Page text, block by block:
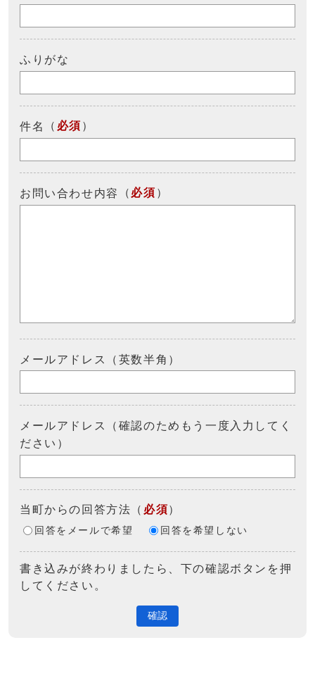
ふりがな
件名 （ 必須 ）
お問い合わせ内容 （ 必須 ）
メールアドレス（英数半角）
メールアドレス（確認のためもう一度入力してく
ださい）
当町からの回答方法 （ 必須）
回答をメールで希望 回答を希望しない
書き込みが終わりましたら、下の確認ボタンを押
してください。
確認